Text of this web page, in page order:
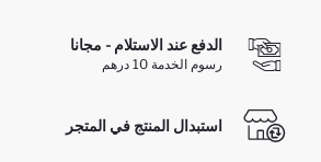
الدفع عند الاستلام - مجانا
رسوم الخدمة 10 درهم
استبدال المنتج في المتجر